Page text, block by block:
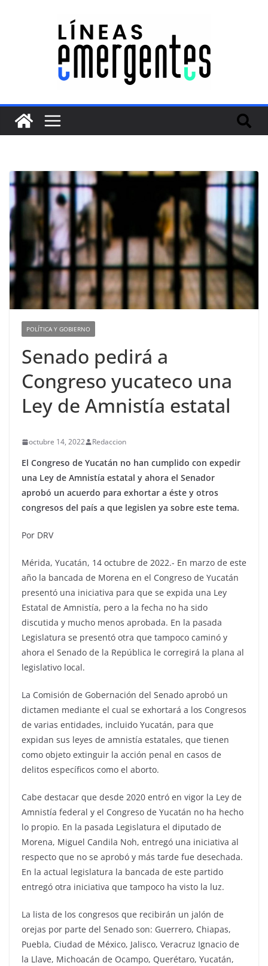
POLÍTICA Y GOBIERNO
Senado pedirá a
Congreso yucateco una
Ley de Amnistía estatal
octubre 14, 2022 Redaccion
El Congreso de Yucatán no han cumplido con expedir
una Ley de Amnistía estatal y ahora el Senador
aprobó un acuerdo para exhortar a éste y otros
congresos del país a que legislen ya sobre este tema.
Por DRV
Mérida, Yucatán, 14 octubre de 2022.- En marzo de este
año la bancada de Morena en el Congreso de Yucatán
presentó una iniciativa para que se expida una Ley
Estatal de Amnistía, pero a la fecha no ha sido
discutida y mucho menos aprobada. En la pasada
Legislatura se presentó otra que tampoco caminó y
ahora el Senado de la República le corregirá la plana al
legislativo local.
La Comisión de Gobernación del Senado aprobó un
dictamen mediante el cual se exhortará a los Congresos
de varias entidades, incluido Yucatán, para que
expidan sus leyes de amnistía estatales, que tienen
como objeto extinguir la acción penal en casos de
delitos específicos como el aborto.
Cabe destacar que desde 2020 entró en vigor la Ley de
Amnistía federal y el Congreso de Yucatán no ha hecho
lo propio. En la pasada Legislatura el diputado de
Morena, Miguel Candila Noh, entregó una iniciativa al
respecto que no se aprobó y más tarde fue desechada.
En la actual legislatura la bancada de este partido
entregó otra iniciativa que tampoco ha visto la luz.
La lista de los congresos que recibirán un jalón de
orejas por parte del Senado son: Guerrero, Chiapas,
Puebla, Ciudad de México, Jalisco, Veracruz Ignacio de
la Llave, Michoacán de Ocampo, Querétaro, Yucatán,